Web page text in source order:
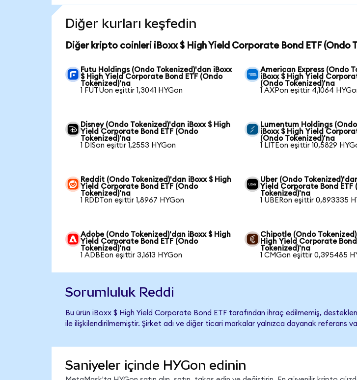
Diğer kurları keşfedin
Diğer kripto coinleri iBoxx $ High Yield Corporate Bond ETF (Ondo
Futu Holdings (Ondo Tokenized)'dan iBoxx
$ High Yield Corporate Bond ETF (Ondo
Tokenized)'na
1 FUTUon eşittir 1,3041 HYGon
American Express (Ondo
iBoxx $ High Yield
(Ondo Tokenized)'na
1 AXPon eşittir 4,1064
Disney (Ondo Tokenized)'dan iBoxx $ High
Yield Corporate Bond ETF (Ondo
Tokenized)'na
1 DISon eşittir 1,2553 HYGon
Lumentum Holdings
iBoxx $ High Yield
(Ondo Tokenized)'na
1 LITEon eşittir 10,5829
Reddit (Ondo Tokenized)'dan iBoxx $ High
Yield Corporate Bond ETF (Ondo
Tokenized)'na
1 RDDTon eşittir 1,8967 HYGon
Uber (Ondo
Yield Corporate Bond ETF
Tokenized)'na
1 UBERon eşittir 0,893335
Adobe (Ondo Tokenized)'dan iBoxx $ High
Yield Corporate Bond ETF (Ondo
Tokenized)'na
1 ADBEon eşittir 3,1613 HYGon
Chipotle (Ondo
High Yield Corporate
Tokenized)'na
1 CMGon eşittir 0,395485
Sorumluluk Reddi
Bu ürün iBoxx $ High Yield Corporate Bond ETF tarafından ihraç edilmemiş,
ile ilişkilendirilmemiştir. Şirket adı ve diğer ticari markalar yalnızca dayanak referans
Saniyeler içinde HYGon edinin